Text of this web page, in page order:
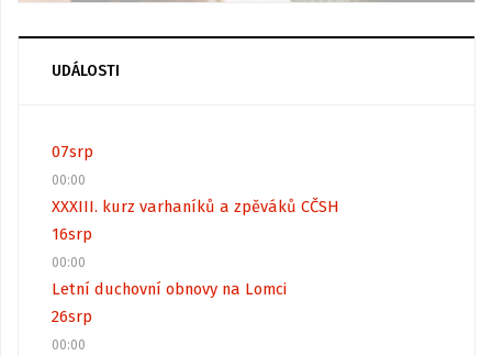
UDÁLOSTI
07srp
00:00
XXXIII. kurz varhaníků a zpěváků CČSH
16srp
00:00
Letní duchovní obnovy na Lomci
26srp
00:00